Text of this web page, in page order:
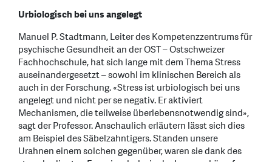
Urbiologisch bei uns angelegt
Manuel P. Stadtmann, Leiter des Kompetenzzentrums für
psychische Gesundheit an der OST – Ostschweizer
Fachhochschule, hat sich lange mit dem Thema Stress
auseinandergesetzt – sowohl im klinischen Bereich als
auch in der Forschung. «Stress ist urbiologisch bei uns
angelegt und nicht per se negativ. Er aktiviert
Mechanismen, die teilweise überlebensnotwendig sind»,
sagt der Professor. Anschaulich erläutern lässt sich dies
am Beispiel des Säbelzahntigers. Standen unsere
Urahnen einem solchen gegenüber, waren sie dank des